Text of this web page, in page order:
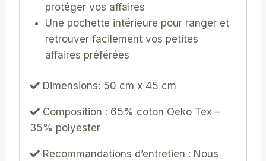
protéger vos affaires
Une pochette intérieure pour ranger et
retrouver facilement vos petites
affaires préférées
Dimensions: 50 cm x 45 cm
Composition : 65% coton Oeko Tex –
35% polyester
Recommandations d’entretien : Nous